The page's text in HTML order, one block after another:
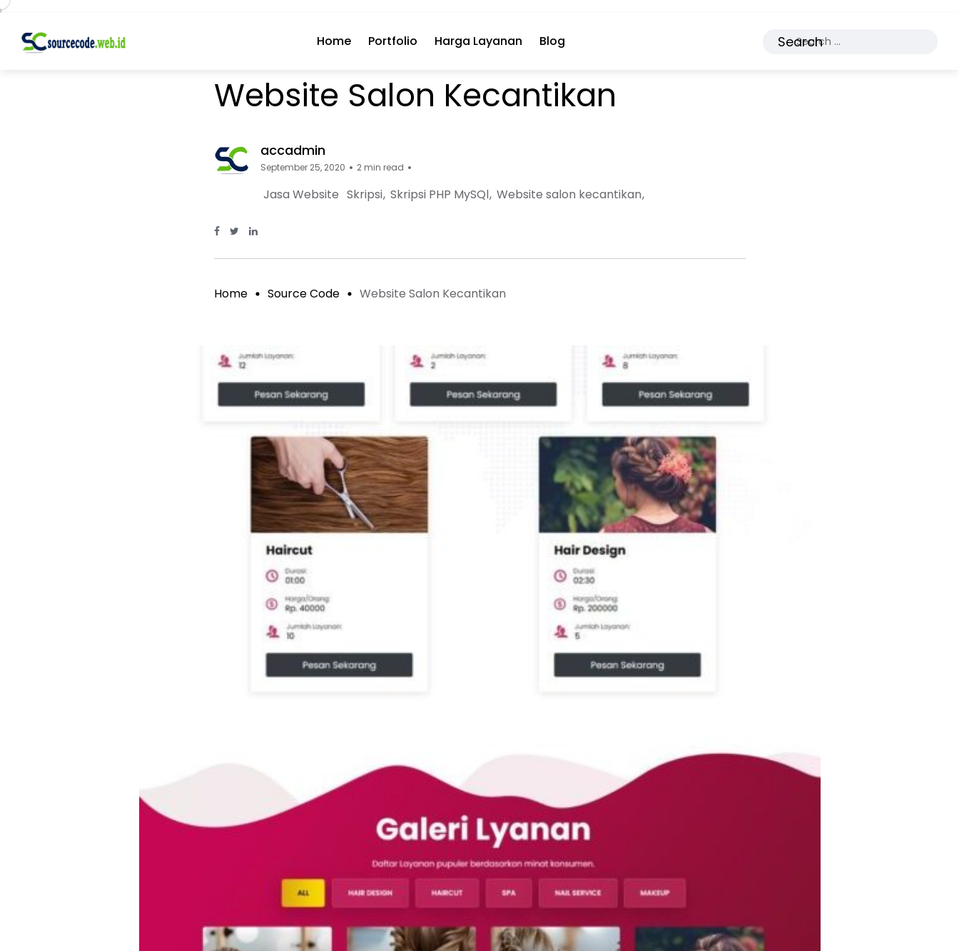
Home Portfolio Harga Layanan Blog Search
Website Salon Kecantikan
accadmin
September 25, 2020 2 min read
Jasa Website Skripsi Skripsi PHP MySQl Website salon kecantikan
Facebook Page: sourcecode.web.id
Twitter Page: sourcecode.web.id
linkedin Page: sourcecode.web.id
Home Source Code Website Salon Kecantikan